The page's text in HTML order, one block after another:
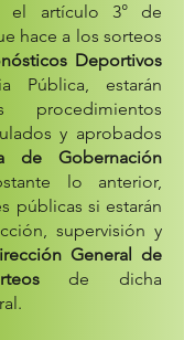
el artículo 3° de
hace a los sorteos
Deportivos
Pública, estarán
y aprobados
de Gobernación
lo anterior,
públicas si estarán
supervisión y
General de
de dicha